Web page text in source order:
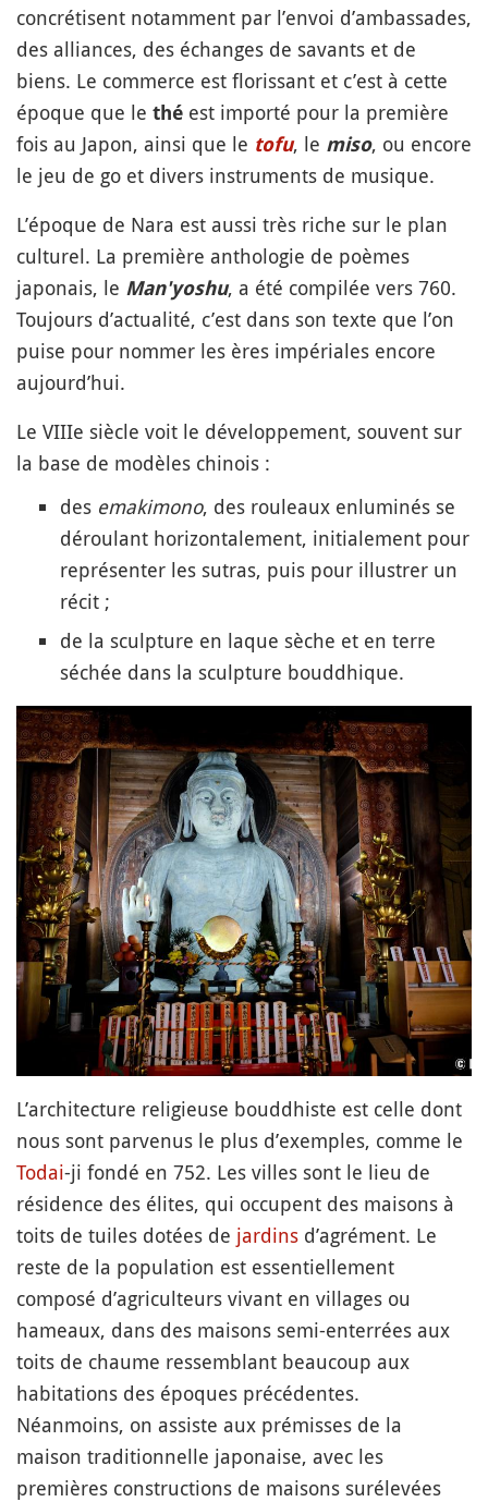
concrétisent notamment par l’envoi d’ambassades,
des alliances, des échanges de savants et de
biens. Le commerce est florissant et c’est à cette
époque que le thé est importé pour la première
fois au Japon, ainsi que le tofu, le miso, ou encore
le jeu de go et divers instruments de musique.
L’époque de Nara est aussi très riche sur le plan
culturel. La première anthologie de poèmes
japonais, le Man'yoshu, a été compilée vers 760.
Toujours d’actualité, c’est dans son texte que l’on
puise pour nommer les ères impériales encore
aujourd’hui.
Le VIIIe siècle voit le développement, souvent sur
la base de modèles chinois :
des emakimono, des rouleaux enluminés se
déroulant horizontalement, initialement pour
représenter les sutras, puis pour illustrer un
récit ;
de la sculpture en laque sèche et en terre
séchée dans la sculpture bouddhique.
L’architecture religieuse bouddhiste est celle dont
nous sont parvenus le plus d’exemples, comme le
Todai-ji fondé en 752. Les villes sont le lieu de
résidence des élites, qui occupent des maisons à
toits de tuiles dotées de jardins d’agrément. Le
reste de la population est essentiellement
composé d’agriculteurs vivant en villages ou
hameaux, dans des maisons semi-enterrées aux
toits de chaume ressemblant beaucoup aux
habitations des époques précédentes.
Néanmoins, on assiste aux prémisses de la
maison traditionnelle japonaise, avec les
premières constructions de maisons surélevées